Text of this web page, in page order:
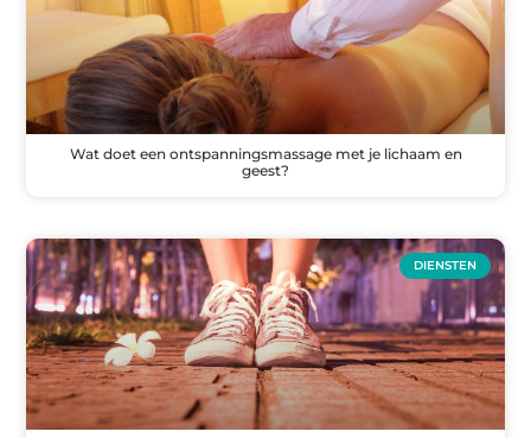
Wat doet een ontspanningsmassage met je lichaam en
geest?
DIENSTEN